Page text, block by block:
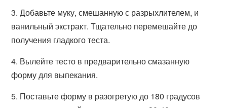
3. Добавьте муку, смешанную с разрыхлителем, и
ванильный экстракт. Тщательно перемешайте до
получения гладкого теста.
4. Вылейте тесто в предварительно смазанную
форму для выпекания.
5. Поставьте форму в разогретую до 180 градусов